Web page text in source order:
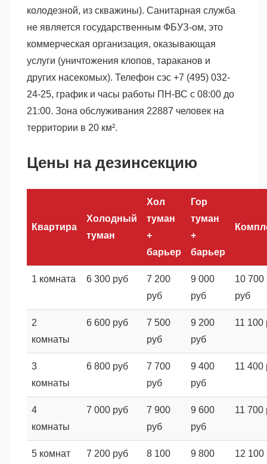
колодезной, из скважины). Санитарная служба
не является государственным ФБУЗ-ом, это
коммерческая организация, оказывающая
услуги (уничтожения клопов, тараканов и
других насекомых). Телефон сэс +7 (495) 032-
24-25, график и часы работы ПН-ВС с 08:00 до
21:00. Зона обслуживания 22887 человек на
территории в 20 км².
Цены на дезинсекцию
Квартира
Холодный
туман
Хол
туман
+
барьер
Гор
туман
+
барьер
1 комната 6 300 руб
7 200
руб
9 000
руб
10 700
руб
2
комнаты
6 600 руб
7 500
руб
9 200
руб
11 100
3
комнаты
6 800 руб
7 700
руб
9 400
руб
11 400
4
комнаты
7 000 руб
7 900
руб
9 600
руб
11 700
5 комнат 7 200 руб
8 100
9 800
12 100